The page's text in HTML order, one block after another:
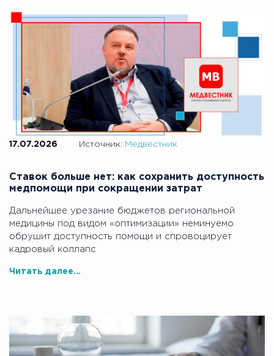
17.07.2026 Источник: Медвестник
Ставок больше нет: как сохранить доступность
медпомощи при сокращении затрат
Дальнейшее урезание бюджетов региональной
медицины под видом «оптимизации» неминуемо
обрушит доступность помощи и спровоцирует
кадровый коллапс
Читать далее...